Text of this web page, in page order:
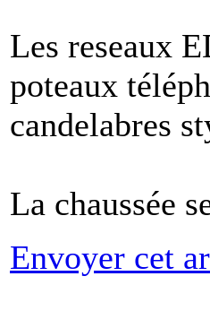
Les reseaux
poteaux
candelabres
La chaussée
Envoyer cet